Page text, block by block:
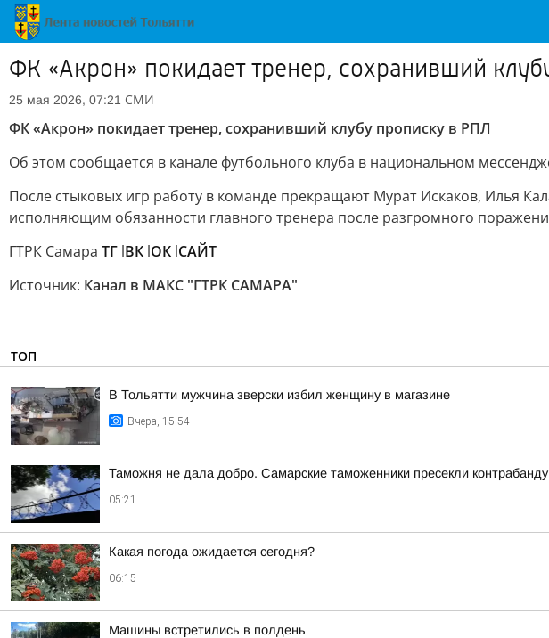
ФК «Акрон» покидает тренер, сохранивший
25 мая 2026, 07:21 СМИ
ФК «Акрон» покидает тренер, сохранивший клубу прописку в РПЛ
Об этом сообщается в канале футбольного клуба в национальном
После стыковых игр работу в команде прекращают Мурат Искаков, Илья
исполняющим обязанности главного тренера после разгромного
ГТРК Самара ТГ lВК lОК lСАЙТ
Источник: Канал в МАКС "ГТРК САМАРА"
ТОП
В Тольятти мужчина зверски избил женщину в магазине
Вчера, 15:54
Таможня не дала добро. Самарские таможенники пресекли
05:21
Какая погода ожидается сегодня?
06:15
Машины встретились в полдень